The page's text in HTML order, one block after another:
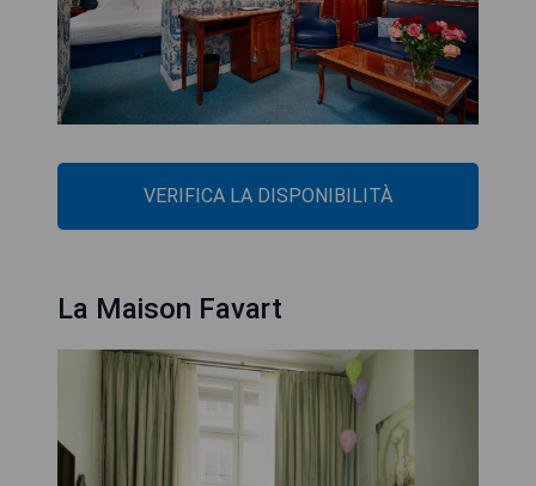
VERIFICA LA DISPONIBILITÀ
La Maison Favart